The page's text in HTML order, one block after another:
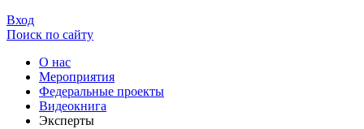
Вход
Поиск по сайту
О нас
Mероприятия
Федеральные проекты
Видеокнига
Эксперты